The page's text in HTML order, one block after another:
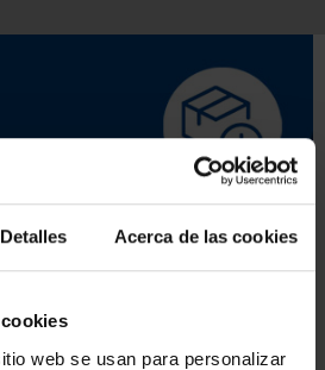
Detalles Acerca de las cookies
web se usan para personalizar